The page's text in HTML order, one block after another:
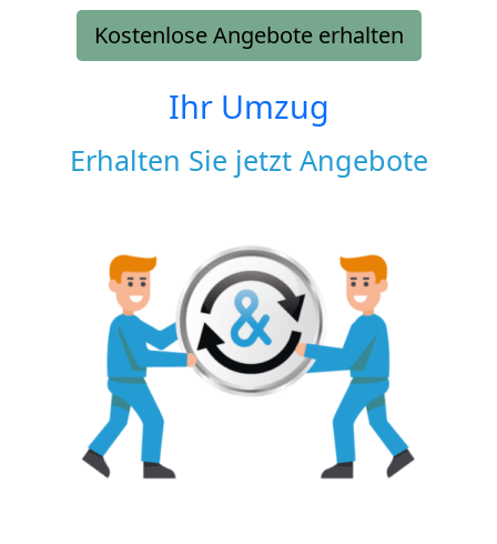
Kostenlose Angebote erhalten
Ihr Umzug
Erhalten Sie jetzt Angebote